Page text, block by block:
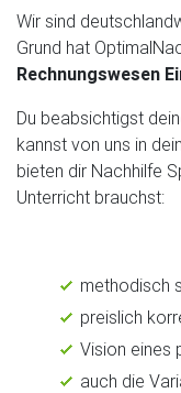
Wir sind
Grund hat
Rechnungswesen
Du beabsichtigst
kannst von uns in
bieten dir Nachhilfe
Unterricht brauchst:
methodisch
preislich
Vision eines
auch die